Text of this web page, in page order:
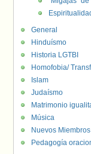
General
Hinduísmo
Historia LGTBI
Homofobia/
Islam
Judaísmo
Matrimonio
Música
Nuevos Miembros
Pedagogía